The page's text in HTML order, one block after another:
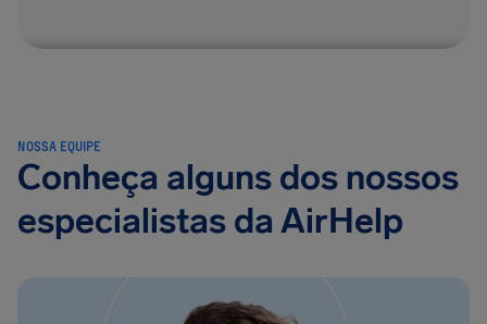
NOSSA EQUIPE
Conheça alguns dos nossos
especialistas da AirHelp